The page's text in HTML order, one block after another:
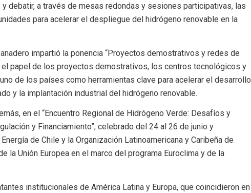
debatir, a través de mesas redondas y sesiones participativas, las
para acelerar el despliegue del hidrógeno renovable en la
impartió la ponencia “Proyectos demostrativos y redes de
el papel de los proyectos demostrativos, los centros tecnológicos y
de los países como herramientas clave para acelerar el desarrollo
y la implantación industrial del hidrógeno renovable.
en el “Encuentro Regional de Hidrógeno Verde: Desafíos y
y Financiamiento”, celebrado del 24 al 26 de junio y
de Chile y la Organización Latinoamericana y Caribeña de
la Unión Europea en el marco del programa Euroclima y de la
institucionales de América Latina y Europa, que coincidieron en